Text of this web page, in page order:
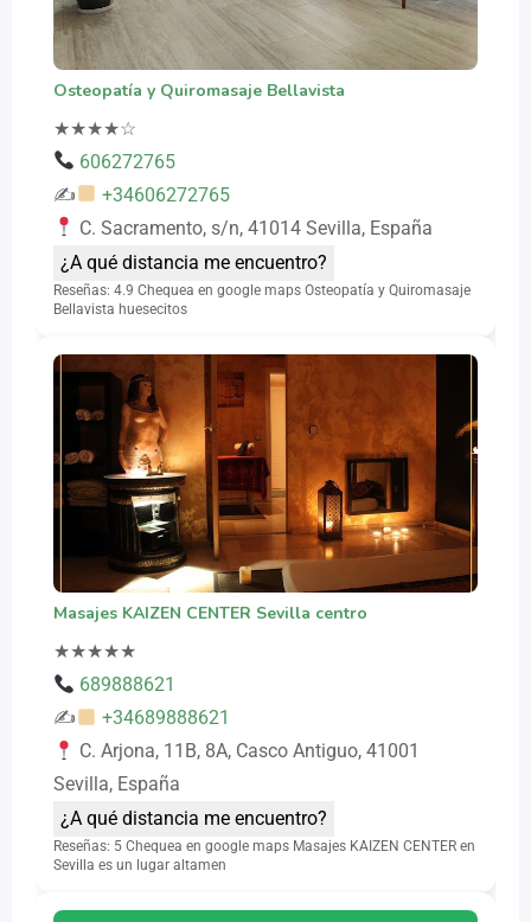
Osteopatía y Quiromasaje Bellavista
★★★★☆
606272765
✍
+34606272765
C. Sacramento, s/n, 41014 Sevilla, España
¿A qué distancia me encuentro?
Reseñas: 4.9 Chequea en google maps Osteopatía y Quiromasaje
Bellavista huesecitos
Masajes KAIZEN CENTER Sevilla centro
★★★★★
689888621
✍
+34689888621
C. Arjona, 11B, 8A, Casco Antiguo, 41001
Sevilla, España
¿A qué distancia me encuentro?
Reseñas: 5 Chequea en google maps Masajes KAIZEN CENTER en
Sevilla es un lugar altamen